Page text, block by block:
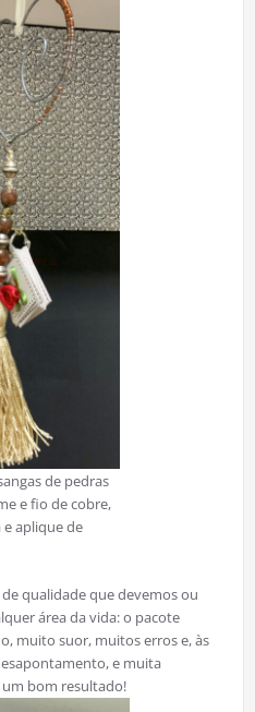
de pedras
e fio de cobre,
aplique de
qualidade que devemos ou
área da vida: o pacote
muito suor, muitos erros e, às
e muita
um bom resultado!